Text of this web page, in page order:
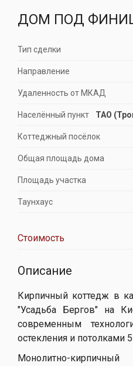
ДОМ ПОД
Тип сделки
Направление
Удаленность от МКАД
Населённый пункт ТАО
Коттеджный посёлок
Общая площадь дома
Площадь участка
Таунхаус
Стоимость
Описание
Кирпичный коттедж в
"Усадьба Бергов" на
современным
остекления и потолками
Монолитно-